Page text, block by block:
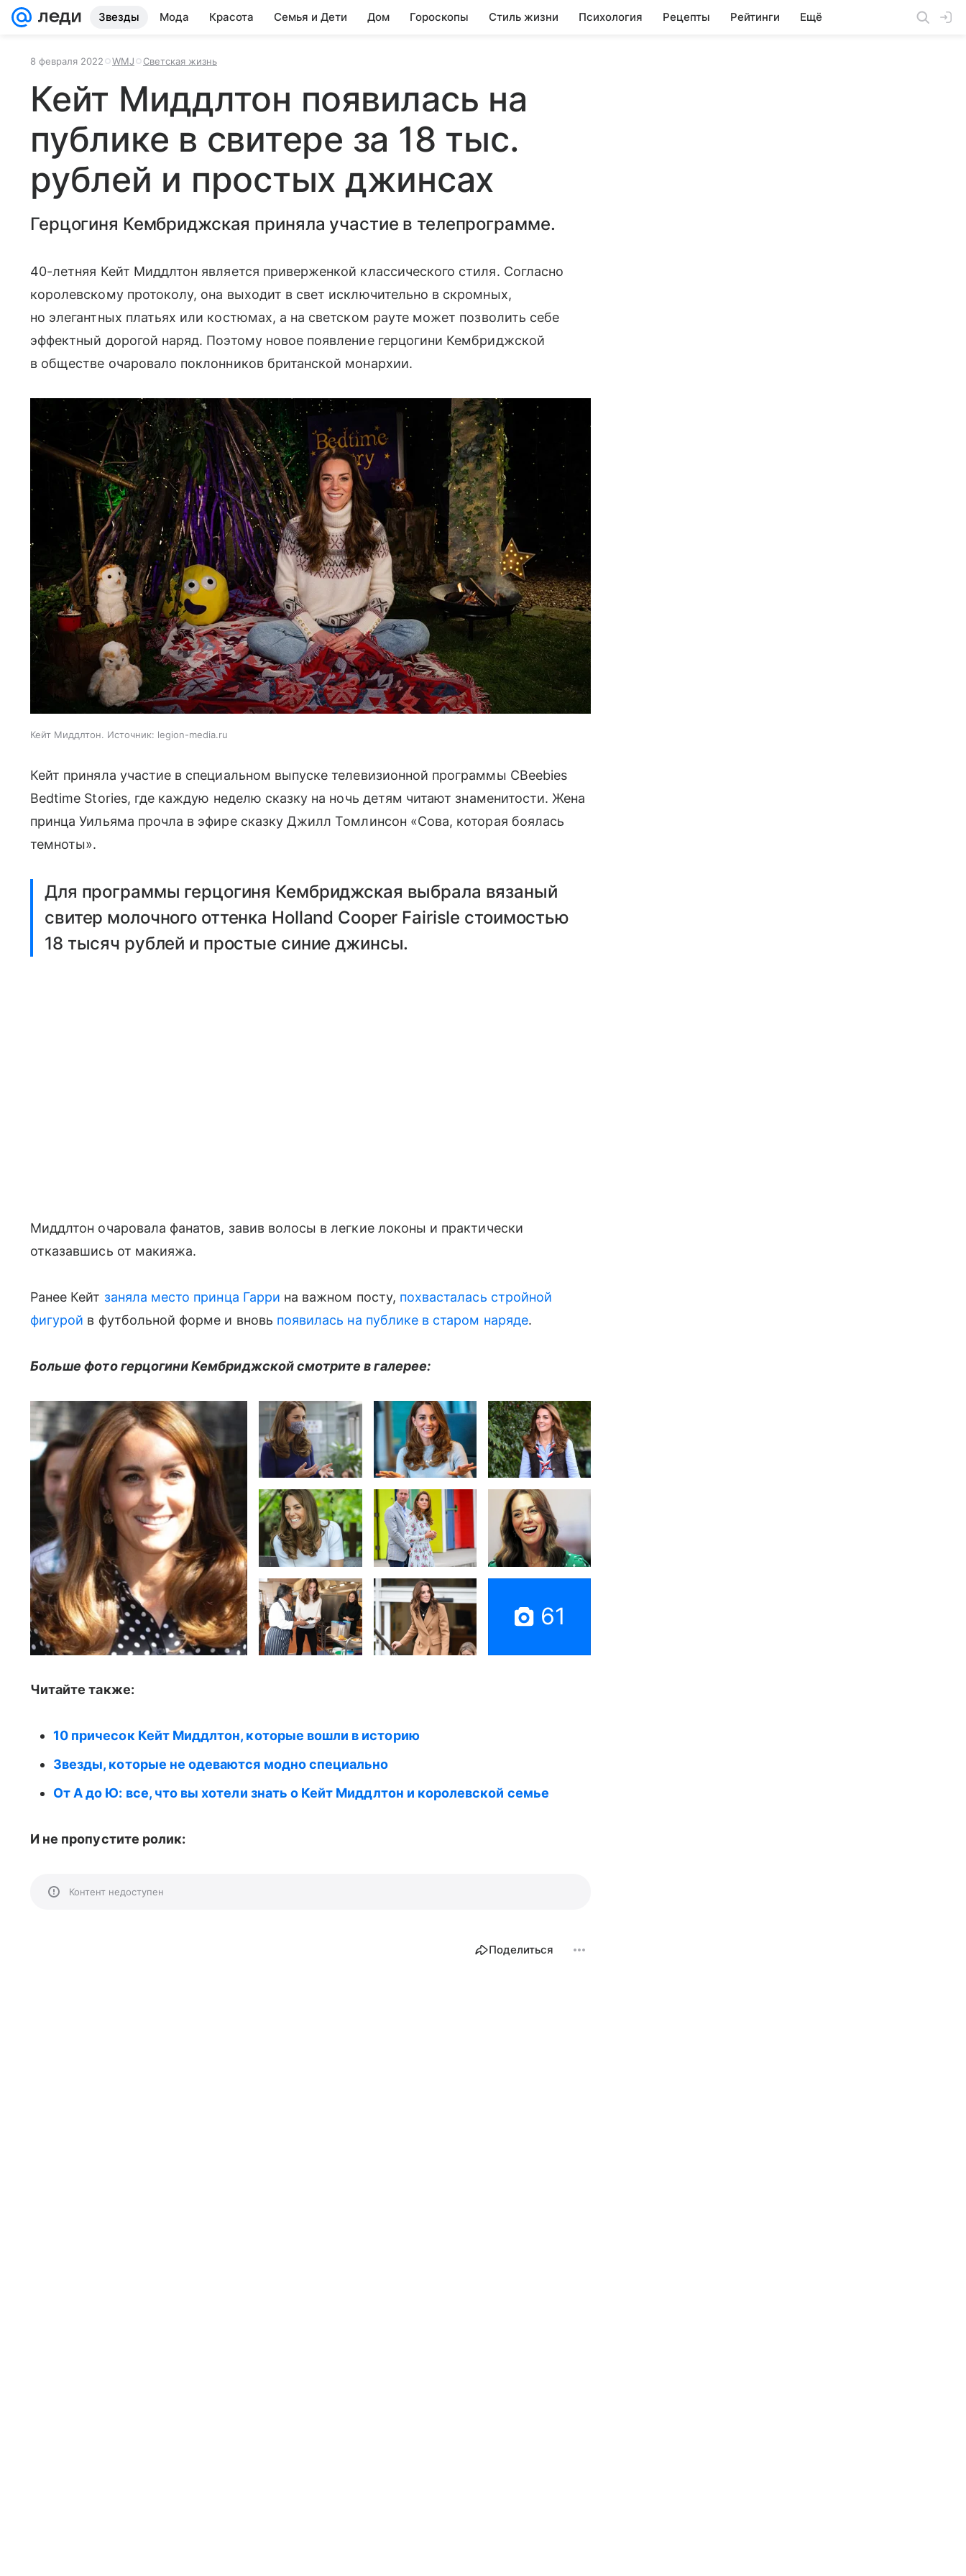
Звезды Мода Красота Семья и Дети Дом Гороскопы Стиль жизни Психология Рецепты Рейтинги Ещё
8 февраля 2022 WMJ Светская жизнь
Кейт Миддлтон появилась на
публике в свитере за 18 тыс.
рублей и простых джинсах
Герцогиня Кембриджская приняла участие в телепрограмме.
40-летняя Кейт Миддлтон является приверженкой классического стиля. Согласно
королевскому протоколу, она выходит в свет исключительно в скромных,
но элегантных платьях или костюмах, а на светском рауте может позволить себе
эффектный дорогой наряд. Поэтому новое появление герцогини Кембриджской
в обществе очаровало поклонников британской монархии.
Кейт Миддлтон. Источник: legion-media.ru
Кейт приняла участие в специальном выпуске телевизионной программы CBeebies
Bedtime Stories, где каждую неделю сказку на ночь детям читают знаменитости. Жена
принца Уильяма прочла в эфире сказку Джилл Томлинсон «Сова, которая боялась
темноты».
Для программы герцогиня Кембриджская выбрала вязаный
свитер молочного оттенка Holland Cooper Fairisle стоимостью
18 тысяч рублей и простые синие джинсы.
Миддлтон очаровала фанатов, завив волосы в легкие локоны и практически
отказавшись от макияжа.
Ранее Кейт заняла место принца Гарри на важном посту, похвасталась стройной
фигурой в футбольной форме и вновь появилась на публике в старом наряде.
Больше фото герцогини Кембриджской смотрите в галерее:
61
Читайте также:
10 причесок Кейт Миддлтон, которые вошли в историю
Звезды, которые не одеваются модно специально
От А до Ю: все, что вы хотели знать о Кейт Миддлтон и королевской семье
И не пропустите ролик:
Контент недоступен
Поделиться